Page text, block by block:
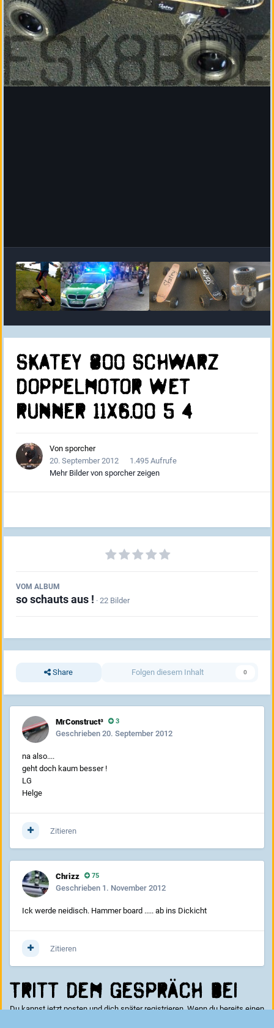
skatey 800 schwarz
doppelmotor wet
runner 11x6.00 5 4
Von sporcher
20. September 2012
1.495 Aufrufe
Mehr Bilder von sporcher zeigen
VOM ALBUM
so schauts aus ! · 22 Bilder
Share Folgen diesem Inhalt 0
MrConstruct³ 3
Geschrieben 20. September 2012
na also....
geht doch kaum besser !
LG
Helge
Zitieren
Chrizz 75
Geschrieben 1. November 2012
Ick werde neidisch. Hammer board ..... ab ins Dickicht
Zitieren
Tritt dem Gespräch bei
Du kannst jetzt posten und dich später registrieren. Wenn du bereits einen